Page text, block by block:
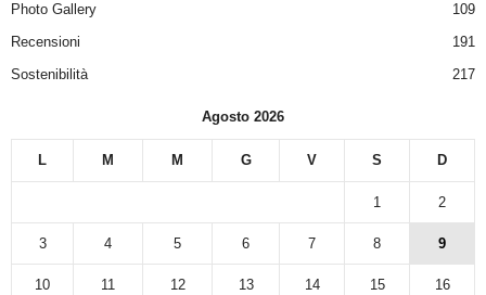
Photo Gallery
109
Recensioni
191
Sostenibilità
217
Agosto 2026
L M M G V S D
1 2
3 4 5 6 7 8 9
10 11 12 13 14 15 16